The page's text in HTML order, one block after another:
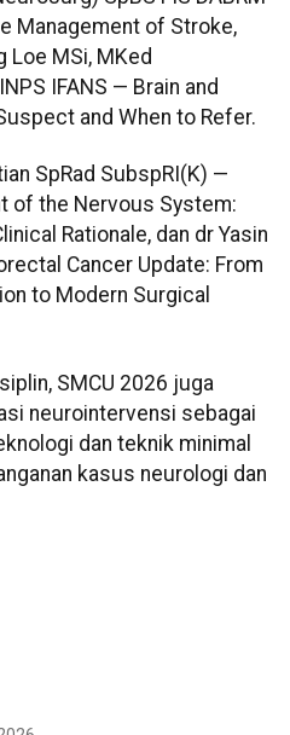
Management of Stroke,
Loe MSi, MKed
IFANS — Brain and
and When to Refer.
SpRad SubspRI(K) —
of the Nervous System:
Rationale, dan dr Yasin
Cancer Update: From
to Modern Surgical
SMCU 2026 juga
neurointervensi sebagai
dan teknik minimal
kasus neurologi dan